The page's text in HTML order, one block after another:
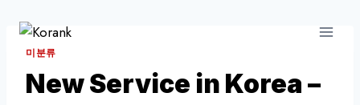
content
미분류
New Service in Korea –